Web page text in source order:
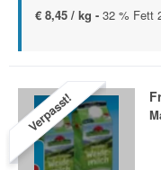
€ 8,45 / kg - 32 % Fett
Verpasst!